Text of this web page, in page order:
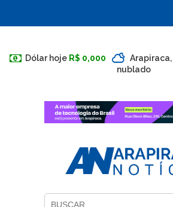
Dólar hoje R$ 0,000 Arapiraca,
nublado